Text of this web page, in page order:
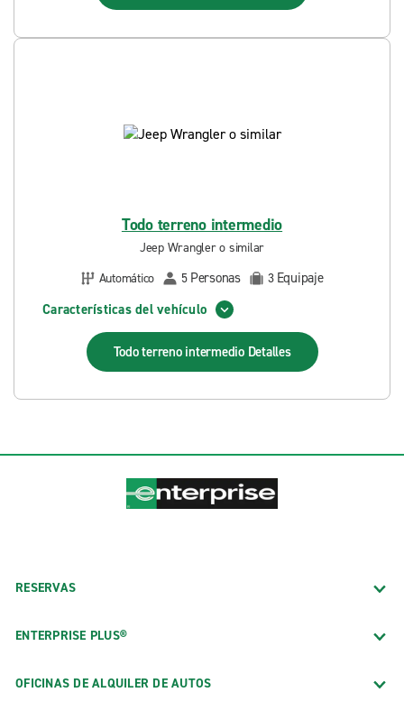
Todo terreno intermedio
Jeep Wrangler o similar
Automático
5 Personas 3 Equipaje
Características del vehículo
Todo terreno intermedio Detalles
RESERVAS
ENTERPRISE PLUS®
OFICINAS DE ALQUILER DE AUTOS